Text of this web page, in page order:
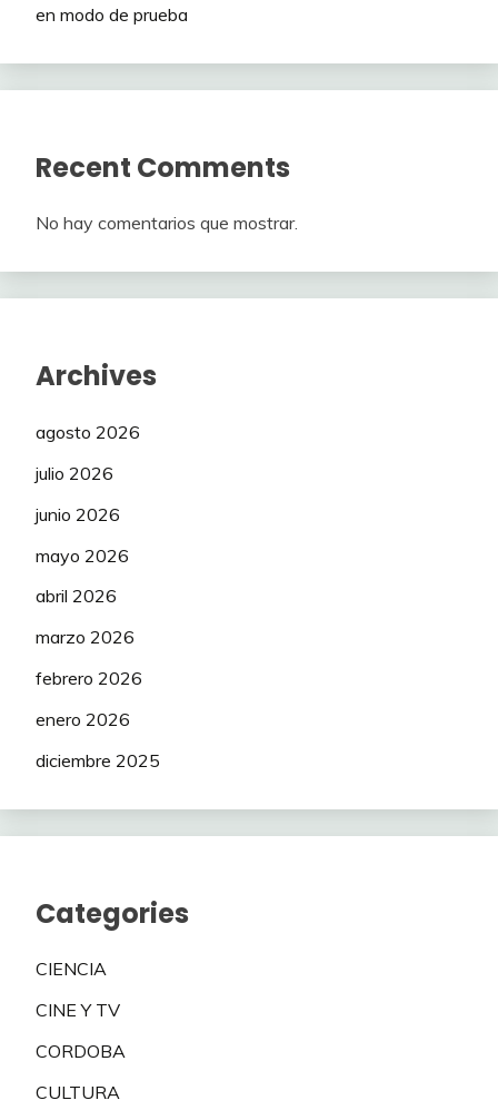
en modo de prueba
Recent Comments
No hay comentarios que mostrar.
Archives
agosto 2026
julio 2026
junio 2026
mayo 2026
abril 2026
marzo 2026
febrero 2026
enero 2026
diciembre 2025
Categories
CIENCIA
CINE Y TV
CORDOBA
CULTURA